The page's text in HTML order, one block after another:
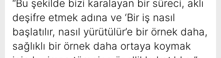
“Bu şekilde bizi karalayan bir süreci, aklı
deşifre etmek adına ve ‘Bir iş nasıl
başlatılır, nasıl yürütülür’e bir örnek daha,
sağlıklı bir örnek daha ortaya koymak